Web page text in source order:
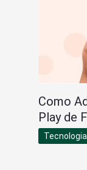
Como
Play de
Tecnologia